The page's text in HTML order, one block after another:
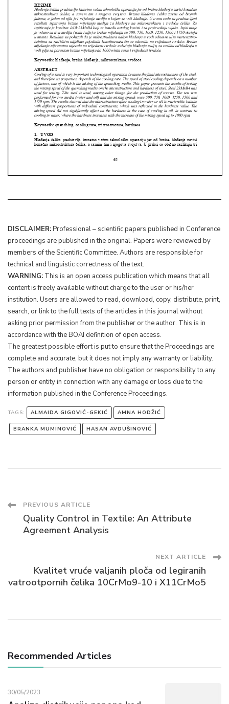
DISCLAIMER:Professional – scientific papers published in Conference
proceedings are published in the original. Papers were reviewed by
members of the Scientific Committee. Authors are responsible for
technical and linguistic correctness of the text.
WARNING: This is an open access publication which means that all
content is freely available without charge to the user or his/her
institution. Users are allowed to read, download, copy, distribute, print,
search, or link to the full texts of the articles in this journal without
asking prior permission from the publisher or the author. This is in
accordance with the BOAI definition of open access.
The greatest possible effort is put to ensure that the Proceedings are
complete and accurate, but it does not imply any warranty or liability.
The authors and publisher have no obligation or responsibility to any
person or entity in connection with any damage or loss due to the
information published in the Conference Proceedings.
TAGS: ALMAIDA GIGOVIĆ-GEKIĆ AMNA HODŽIĆ
BRANKA MUMINOVIĆ HASAN AVDUŠINOVIĆ
Post
Navigation
PREVIOUS ARTICLE
Quality Control in Textile: An Attribute
Agreement Analysis
NEXT ARTICLE
Kvalitet vruće valjanih ploča od legiranih
vatrootpornih čelika 10CrMo9-10 i X11CrMo5
Recommended Articles
30/05/2023